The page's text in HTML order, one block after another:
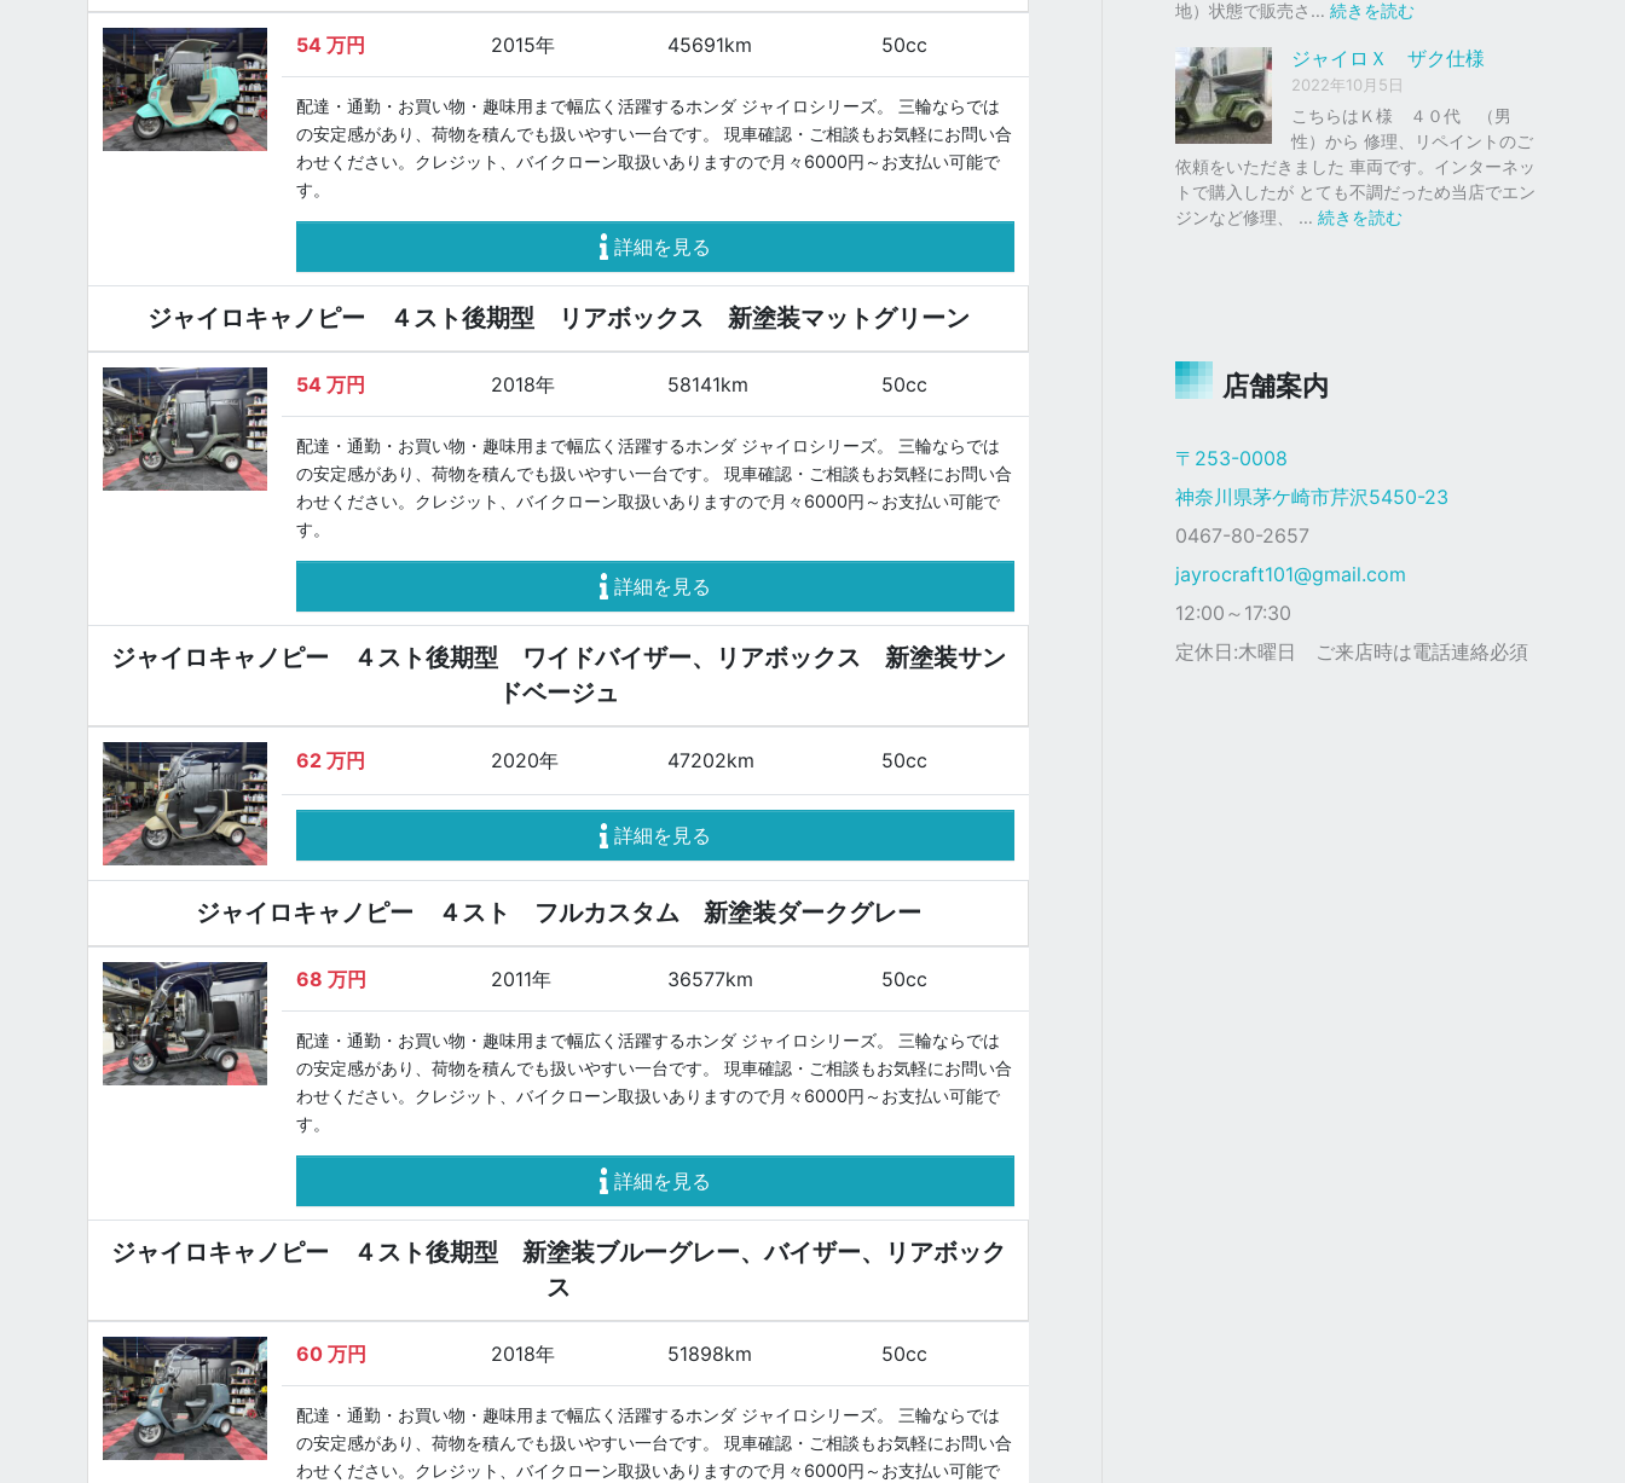
54 万円 2015年 45691km 50cc
配達・通勤・お買い物・趣味用まで幅広く活躍するホンダ ジャイロシリーズ。 三輪ならでは
の安定感があり、荷物を積んでも扱いやすい一台です。 現車確認・ご相談もお気軽にお問い合
わせください。クレジット、バイクローン取扱いありますので月々6000円～お支払い可能で
す。
詳細を見る
ジャイロキャノピー ４スト後期型 リアボックス 新塗装マットグリーン
54 万円 2018年 58141km 50cc
配達・通勤・お買い物・趣味用まで幅広く活躍するホンダ ジャイロシリーズ。 三輪ならでは
の安定感があり、荷物を積んでも扱いやすい一台です。 現車確認・ご相談もお気軽にお問い合
わせください。クレジット、バイクローン取扱いありますので月々6000円～お支払い可能で
す。
詳細を見る
ジャイロキャノピー ４スト後期型 ワイドバイザー、リアボックス 新塗装サン
ドベージュ
62 万円 2020年 47202km 50cc
詳細を見る
ジャイロキャノピー ４スト フルカスタム 新塗装ダークグレー
68 万円 2011年 36577km 50cc
配達・通勤・お買い物・趣味用まで幅広く活躍するホンダ ジャイロシリーズ。 三輪ならでは
の安定感があり、荷物を積んでも扱いやすい一台です。 現車確認・ご相談もお気軽にお問い合
わせください。クレジット、バイクローン取扱いありますので月々6000円～お支払い可能で
す。
詳細を見る
ジャイロキャノピー ４スト後期型 新塗装ブルーグレー、バイザー、リアボック
ス
60 万円 2018年 51898km 50cc
配達・通勤・お買い物・趣味用まで幅広く活躍するホンダ ジャイロシリーズ。 三輪ならでは
の安定感があり、荷物を積んでも扱いやすい一台です。 現車確認・ご相談もお気軽にお問い合
わせください。クレジット、バイクローン取扱いありますので月々6000円～お支払い可能で
ピ
ザ
仕
様
地）状態で販売さ… 続きを読む:
ア
ッ
ク
ス
塗
ジャイロＸ ザク仕様
2022年10月5日
こちらはＫ様 ４０代 （男
性）から 修理、リペイントのご
依頼をいただきました 車両です。インターネッ
トで購入したが とても不調だっため当店でエン
ジンなど修理、 … 続きを読む:
店舗案内
〒253-0008
神奈川県茅ケ崎市芹沢5450-23
0467-80-2657
jayrocraft101@gmail.com
12:00～17:30
定休日:木曜日 ご来店時は電話連絡必須